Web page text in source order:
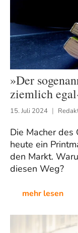
»Der
ziemlich
15. Juli 2024
Die Macher des
heute ein
den Markt.
diesen Weg?
mehr lesen